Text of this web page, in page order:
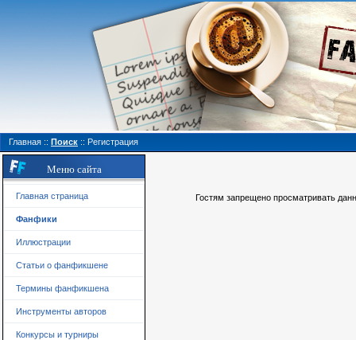
Главная :: Поиск :: Регистрация
Меню сайта
Главная страница
Фанфики
Иллюстрации
Статьи о фанфикшене
Термины фанфикшена
Инструменты авторов
Конкурсы и турниры
Гостям запрещено просматривать